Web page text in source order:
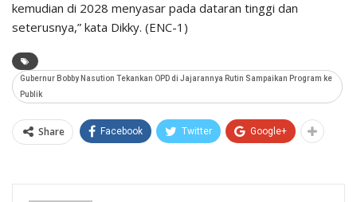
kemudian di 2028 menyasar pada dataran tinggi dan
seterusnya,” kata Dikky. (ENC-1)
Gubernur Bobby Nasution Tekankan OPD di Jajarannya Rutin Sampaikan Program ke
Publik
Share Facebook Twitter Google+